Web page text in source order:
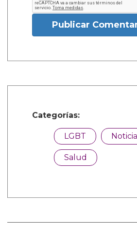
Publicar
Categorías:
LGBT
Salud